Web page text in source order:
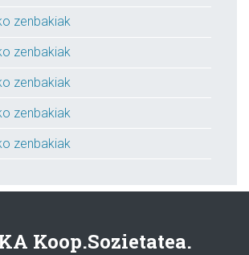
zenbakiak
zenbakiak
zenbakiak
zenbakiak
zenbakiak
Koop.Sozietatea.